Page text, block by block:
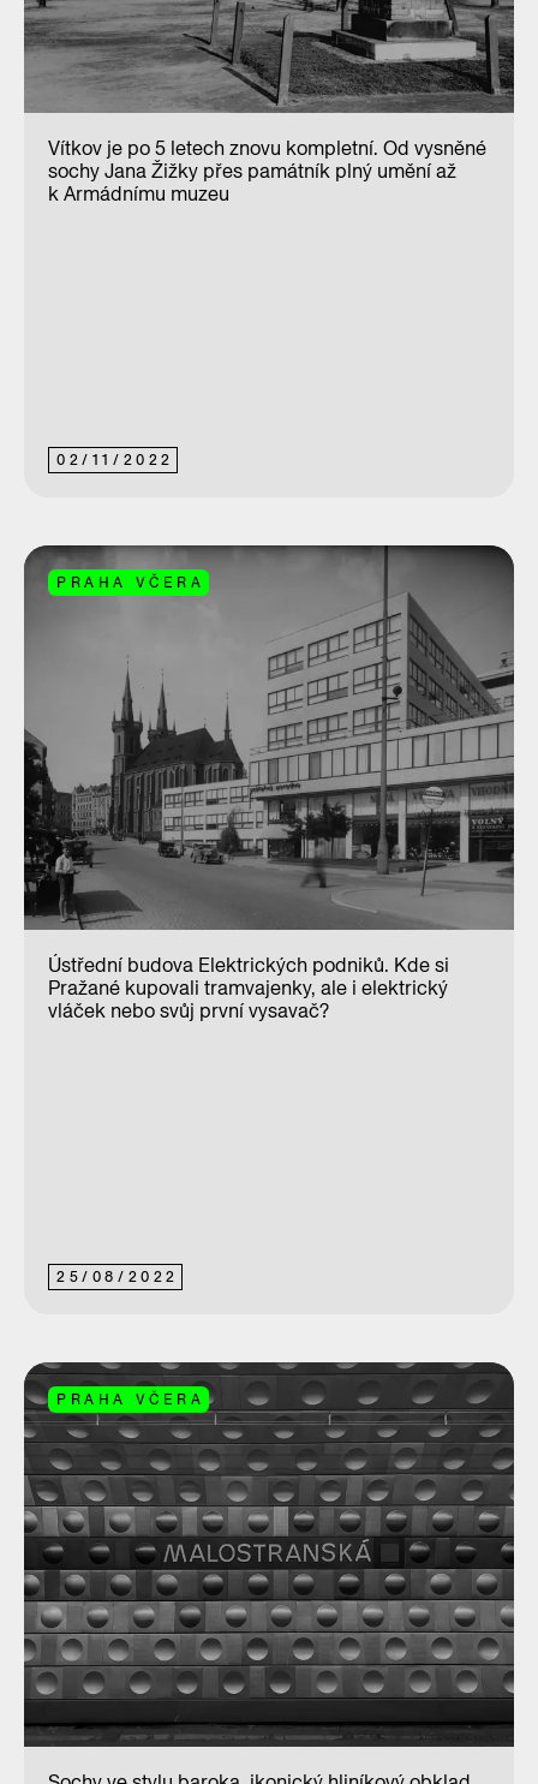
02/ 11/ 2022
Vítkov je po 5 letech znovu kompletní. Od vysněné
sochy Jana Žižky přes památník plný umění až
k Armádnímu muzeu
PRAHA VČERA
25/ 08/ 2022
Ústřední budova Elektrických podniků. Kde si
Pražané kupovali tramvajenky, ale i elektrický
vláček nebo svůj první vysavač?
PRAHA VČERA